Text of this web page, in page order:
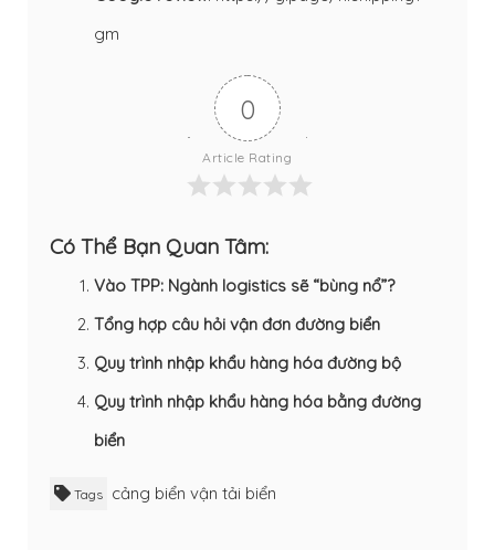
gm
0
Article Rating
Có Thể Bạn Quan Tâm:
Vào TPP: Ngành logistics sẽ “bùng nổ”?
Tổng hợp câu hỏi vận đơn đường biển
Quy trình nhập khẩu hàng hóa đường bộ
Quy trình nhập khẩu hàng hóa bằng đường
biển
Tags cảng biển vận tải biển